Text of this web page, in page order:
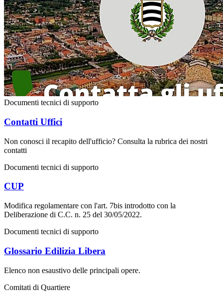
Documenti tecnici di supporto
Contatti Uffici
Non conosci il recapito dell'ufficio? Consulta la rubrica dei nostri
contatti
Documenti tecnici di supporto
CUP
Modifica regolamentare con l'art. 7bis introdotto con la
Deliberazione di C.C. n. 25 del 30/05/2022.
Documenti tecnici di supporto
Glossario Edilizia Libera
Elenco non esaustivo delle principali opere.
Comitati di Quartiere